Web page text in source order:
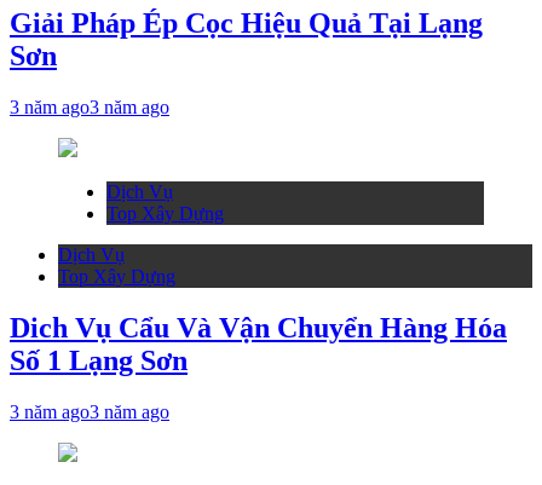
Giải Pháp Ép Cọc Hiệu Quả Tại Lạng
Sơn
3 năm ago3 năm ago
Dịch Vụ
Top Xây Dựng
Dịch Vụ
Top Xây Dựng
Dich Vụ Cẩu Và Vận Chuyển Hàng Hóa
Số 1 Lạng Sơn
3 năm ago3 năm ago